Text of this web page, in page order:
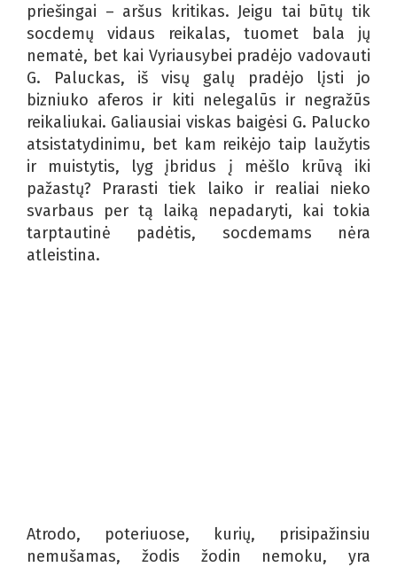
priešingai – aršus kritikas. Jeigu tai būtų tik
socdemų vidaus reikalas, tuomet bala jų
nematė, bet kai Vyriausybei pradėjo vadovauti
G. Paluckas, iš visų galų pradėjo lįsti jo
bizniuko aferos ir kiti nelegalūs ir negražūs
reikaliukai. Galiausiai viskas baigėsi G. Palucko
atsistatydinimu, bet kam reikėjo taip laužytis
ir muistytis, lyg įbridus į mėšlo krūvą iki
pažastų? Prarasti tiek laiko ir realiai nieko
svarbaus per tą laiką nepadaryti, kai tokia
tarptautinė padėtis, socdemams nėra
atleistina.
Atrodo, poteriuose, kurių, prisipažinsiu
nemušamas, žodis žodin nemoku, yra